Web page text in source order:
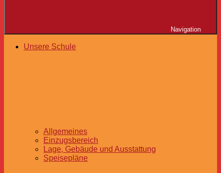
Navigation
Unsere Schule
Allgemeines
Einzugsbereich
Lage, Gebäude und Ausstattung
Speisepläne